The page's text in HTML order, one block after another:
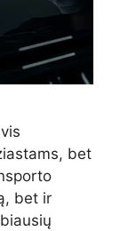
bet
bet ir